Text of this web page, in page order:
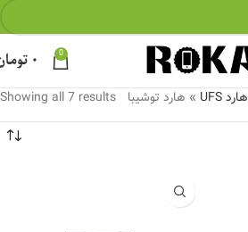
0 ۰
هارد UFS » هارد توشیبا
Showing all 7 results